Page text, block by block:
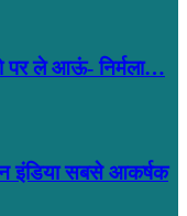
पर ले आऊं- निर्मला…
इंडिया सबसे आकर्षक